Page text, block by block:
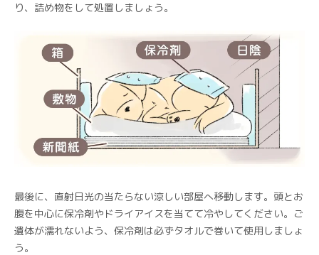
り、詰め物をして処置しましょう。
最後に、直射日光の当たらない涼しい部屋へ移動します。頭とお
腹を中心に保冷剤やドライアイスを当てて冷やしてください。ご
遺体が濡れないよう、保冷剤は必ずタオルで巻いて使用しましょ
う。